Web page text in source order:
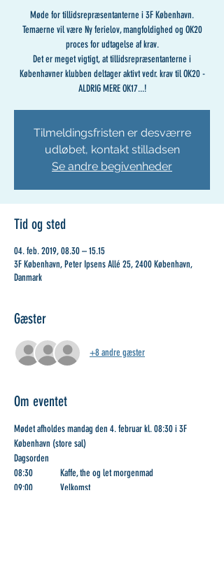
Møde for tillidsrepræsentanterne i 3F København.
Temaerne vil være Ny ferielov, mangfoldighed og OK20
proces for udtagelse af krav.
Det er meget vigtigt, at tillidsrepræsentanterne i
Københavner klubben deltager aktivt vedr. krav til OK20 -
ALDRIG MERE OK17...!
Tilmeldingsfristen er desværre
udløbet, kontakt stilladsen
Se andre begivenheder
Tid og sted
04. feb. 2019, 08.30 – 15.15
3F København, Peter Ipsens Allé 25, 2400 København,
Danmark
Gæster
+8 andre gæster
Om eventet
Mødet afholdes mandag den 4. februar kl. 08:30 i 3F
København (store sal)
Dagsorden
08:30             Kaffe, the og let morgenmad
09:00             Velkomst